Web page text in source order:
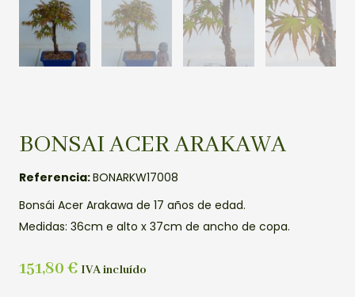
BONSAI ACER ARAKAWA
Referencia:BONARKW17008
Bonsái Acer Arakawa de 17 años de edad.
Medidas: 36cm e alto x 37cm de ancho de copa.
151,80 € IVA incluído